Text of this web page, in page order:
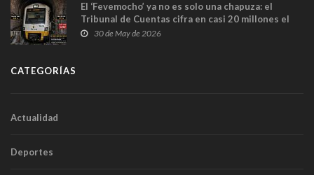
El ‘Fevemocho’ ya no es solo una chapuza: el
Tribunal de Cuentas cifra en casi 20 millones el
sobrecoste de los trenes que no cabían por los
30 de May de 2026
CATEGORÍAS
Actualidad
Deportes